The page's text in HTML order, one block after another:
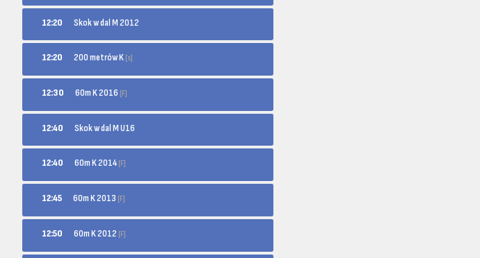
12:20 Skok w dal M 2012
12:20 200 metrów K [s]
12:30 60m K 2016 [F]
12:40 Skok w dal M U16
12:40 60m K 2014 [F]
12:45 60m K 2013 [F]
12:50 60m K 2012 [F]